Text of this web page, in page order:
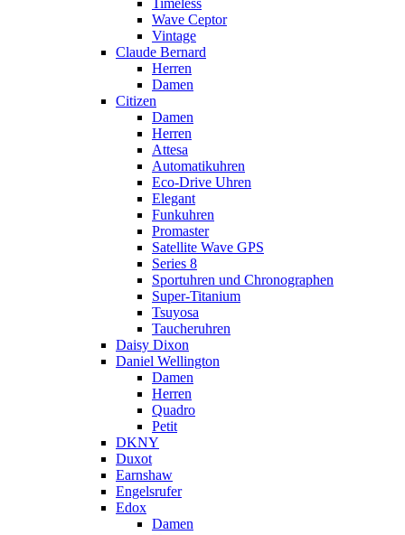
Timeless
Wave Ceptor
Vintage
Claude Bernard
Herren
Damen
Citizen
Damen
Herren
Attesa
Automatikuhren
Eco-Drive Uhren
Elegant
Funkuhren
Promaster
Satellite Wave GPS
Series 8
Sportuhren und Chronographen
Super-Titanium
Tsuyosa
Taucheruhren
Daisy Dixon
Daniel Wellington
Damen
Herren
Quadro
Petit
DKNY
Duxot
Earnshaw
Engelsrufer
Edox
Damen